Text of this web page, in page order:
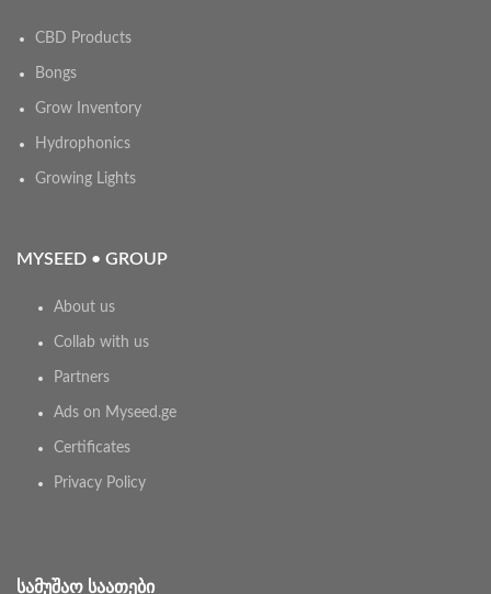
CBD Products
Bongs
Grow Inventory
Hydrophonics
Growing Lights
MYSEED • GROUP
About us
Collab with us
Partners
Ads on Myseed.ge
Certificates
Privacy Policy
ᲡᲐᲛᲣᲨᲐᲝ ᲡᲐᲐᲗᲔᲑᲘ